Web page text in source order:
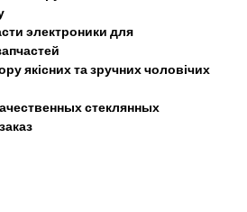
электроники для
якісних та зручних чоловічих
стеклянных